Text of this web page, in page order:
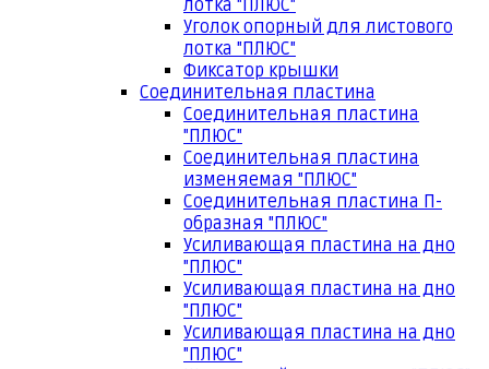
лотка "ПЛЮС"
Уголок опорный для листового
лотка "ПЛЮС"
Фиксатор крышки
Соединительная пластина
Соединительная пластина
"ПЛЮС"
Соединительная пластина
изменяемая "ПЛЮС"
Соединительная пластина П-
образная "ПЛЮС"
Усиливающая пластина на дно
"ПЛЮС"
Усиливающая пластина на дно
"ПЛЮС"
Усиливающая пластина на дно
"ПЛЮС"